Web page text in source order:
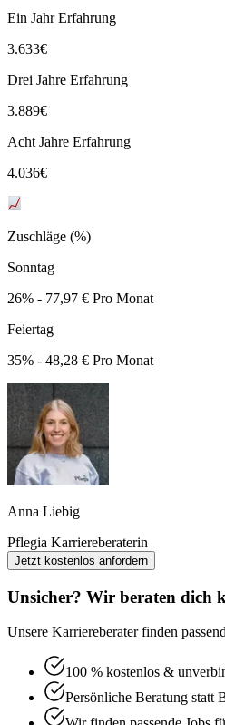
Ein Jahr Erfahrung
3.633€
Drei Jahre Erfahrung
3.889€
Acht Jahre Erfahrung
4.036€
Zuschläge (%)
Sonntag
26% - 77,97 € Pro Monat
Feiertag
35% - 48,28 € Pro Monat
Anna Liebig
Pflegia Karriereberaterin
Jetzt kostenlos anfordern
Unsicher? Wir beraten dich
Unsere Karriereberater finden
100 % kostenlos &
Persönliche Beratung statt